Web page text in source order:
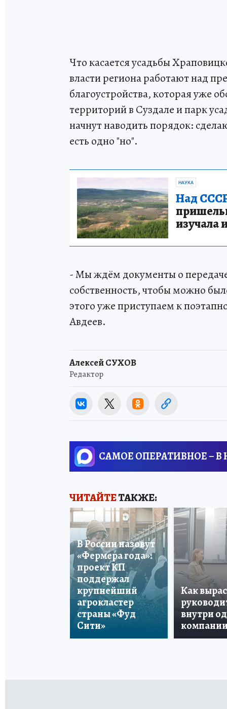
Что касается усадьбы
власти региона работают над
благоустройства, которая уже
территорий в Суздале и парк
начнут наводить порядок:
есть одно "но".
НАУКА
Над
изучала
- Мы ждём документы о
собственность, чтобы можно
этого уже приступаем к
Авдеев.
Алексей СУХОВ
Редактор
САМОЕ ОПЕРАТИВНОЕ – В
ЧИТАЙТЕТАКЖЕ:
В России назовут
«Фермера года»:
проект КП
поддержал
крупнейший
агрокластер
страны «Фуд
Сити»
Как
внутри